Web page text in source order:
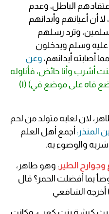
الباطل، وعدم
أن أعيانهم وأبدانهم
وترد رسلهم
عليه وسلم ويدخلون
أصابته أبدانهم، وعن
أشرب وأنا حائض، فأناوله
فاه على موضع في) (١)
لان لعابه متولد من لحم
المنذر: أجمع أهل العلم
والوضوء به.
: وهو طاهر،
بما أفضلت الحمر؟ قال
أخرجه الشافعي